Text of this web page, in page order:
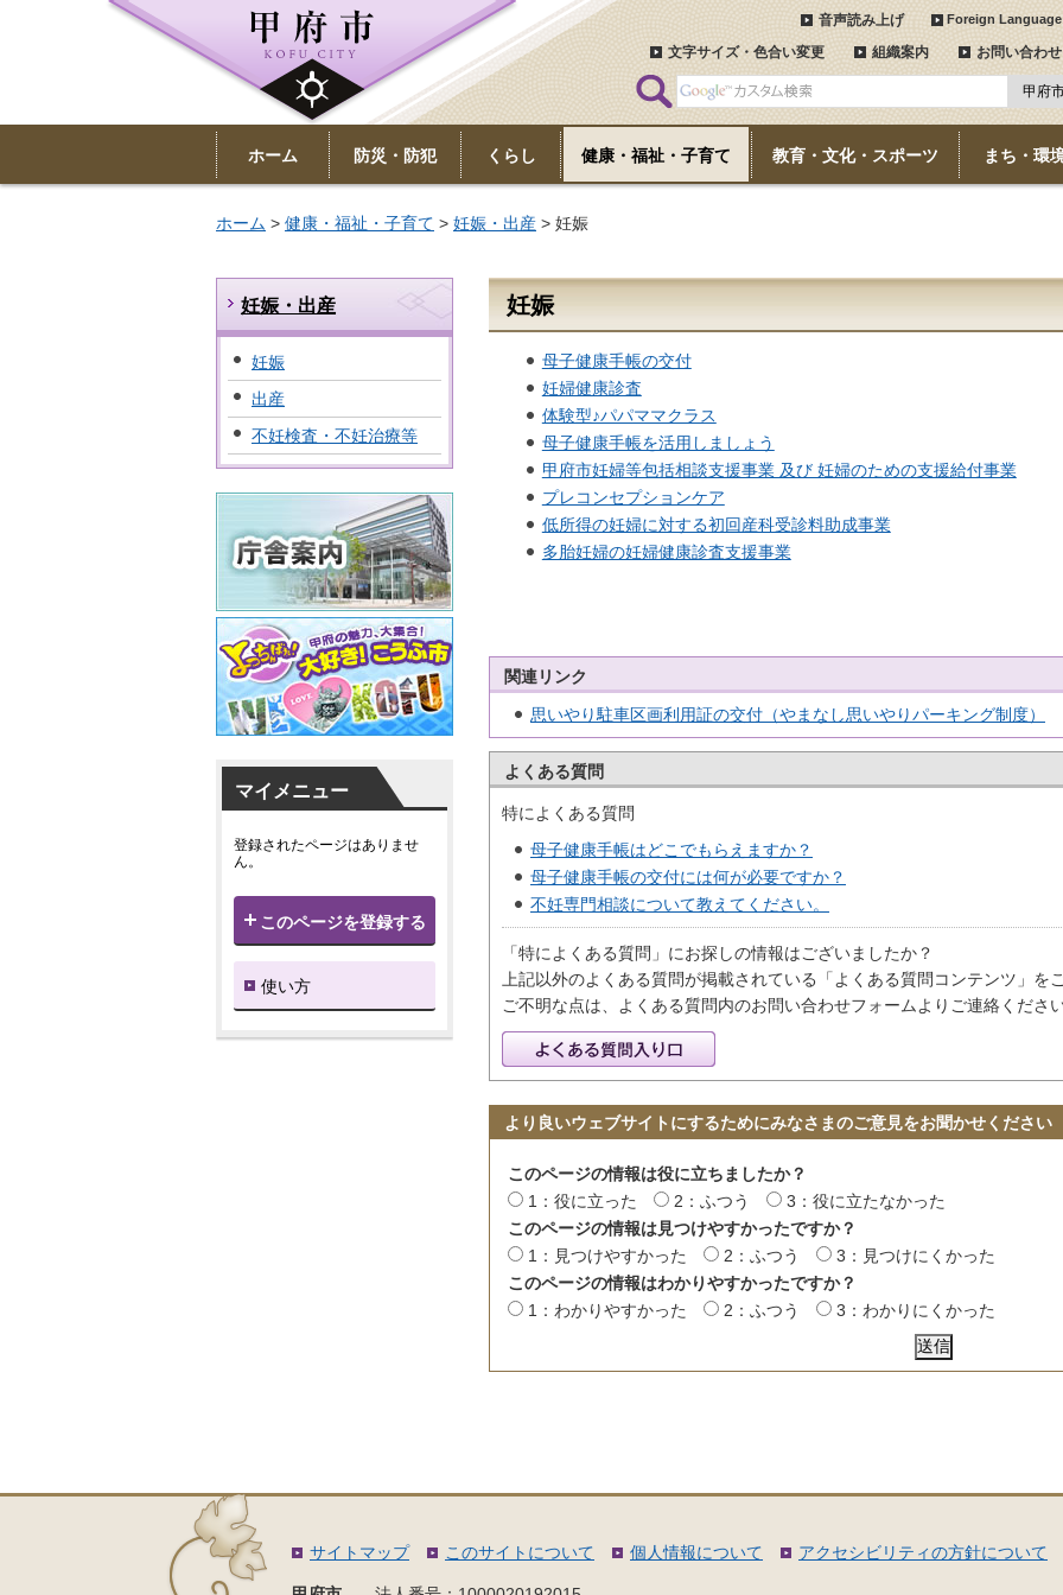
音声読み上げ Foreign Language
文字サイズ・色合い変更 組織案内 お問い合わせ
ホーム 防災・防犯 くらし 健康・福祉・子育て 教育・文化・スポーツ まち・環
ホーム > 健康・福祉・子育て > 妊娠・出産 > 妊娠
妊娠・出産
妊娠
出産
不妊検査・不妊治療等
マイメニュー
登録されたページはありませ
ん。
このページを登録する
使い方
妊娠
母子健康手帳の交付
妊婦健康診査
体験型♪パパママクラス
母子健康手帳を活用しましょう
甲府市妊婦等包括相談支援事業 及び 妊婦のための支援給付事業
プレコンセプションケア
低所得の妊婦に対する初回産科受診料助成事業
多胎妊婦の妊婦健康診査支援事業
関連リンク
思いやり駐車区画利用証の交付（やまなし思いやりパーキング制度）
よくある質問
特によくある質問
母子健康手帳はどこでもらえますか？
母子健康手帳の交付には何が必要ですか？
不妊専門相談について教えてください。
「特によくある質問」にお探しの情報はございましたか？
上記以外のよくある質問が掲載されている「よくある質問コンテンツ」を
ご不明な点は、よくある質問内のお問い合わせフォームよりご連絡ください
より良いウェブサイトにするためにみなさまのご意見をお聞かせください
このページの情報は役に立ちましたか？
1：役に立った
2：ふつう
3：役に立たなかった
このページの情報は見つけやすかったですか？
1：見つけやすかった
2：ふつう
3：見つけにくかった
このページの情報はわかりやすかったですか？
1：わかりやすかった
2：ふつう 3：わかりにくかった
サイトマップ このサイトについて 個人情報について アクセシビリティの方針について